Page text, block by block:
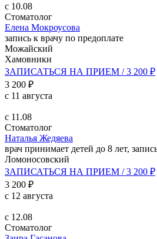
с 10.08
Стоматолог
Елена Мокроусова
запись к врачу по предоплате
Можайский
Хамовники
ЗАПИСАТЬСЯ НА ПРИЕМ / 3 200 ₽
3 200 ₽
с 11 августа
с 11.08
Стоматолог
Наталья Жедяева
врач принимает детей до 8 лет,
Ломоносовский
ЗАПИСАТЬСЯ НА ПРИЕМ / 3 200 ₽
3 200 ₽
с 12 августа
с 12.08
Стоматолог